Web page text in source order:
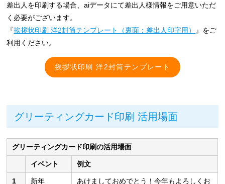
差出人を印刷する場合、aiデータにて差出人様情報をご用意いただ
く必要がございます。
『挨拶状印刷 洋2封筒テンプレート（裏面：差出人印字用）
』をご
利用ください。
挨拶状印刷 洋2封筒テンプレート
グリーティングカード印刷 活用場面
グリーティングカード印刷の活用場面
イベント 例文
1
新年
あけましておめでとう！今年もよろしくお